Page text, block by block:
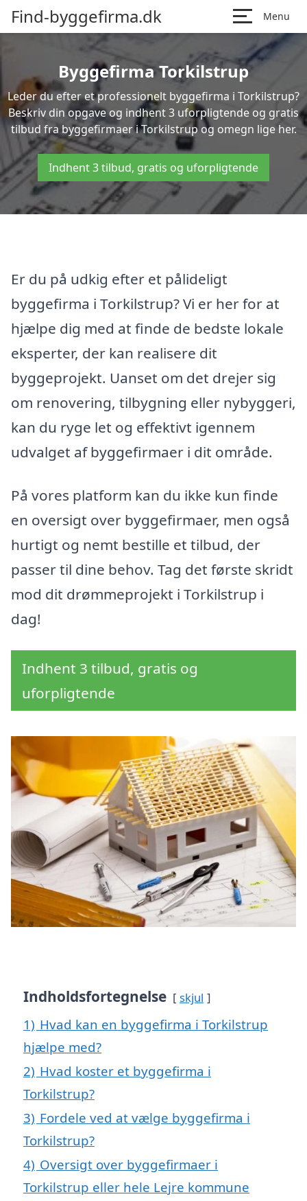
Find-byggefirma.dk Menu
Byggefirma Torkilstrup
Leder du efter et professionelt byggefirma i Torkilstrup?
Beskriv din opgave og indhent 3 uforpligtende og gratis
tilbud fra byggefirmaer i Torkilstrup og omegn lige her.
Indhent 3 tilbud, gratis og uforpligtende
Er du på udkig efter et pålideligt
byggefirma i Torkilstrup? Vi er her for at
hjælpe dig med at finde de bedste lokale
eksperter, der kan realisere dit
byggeprojekt. Uanset om det drejer sig
om renovering, tilbygning eller nybyggeri,
kan du ryge let og effektivt igennem
udvalget af byggefirmaer i dit område.
På vores platform kan du ikke kun finde
en oversigt over byggefirmaer, men også
hurtigt og nemt bestille et tilbud, der
passer til dine behov. Tag det første skridt
mod dit drømmeprojekt i Torkilstrup i
dag!
Indhent 3 tilbud, gratis og
uforpligtende
Indholdsfortegnelse skjul
1) Hvad kan en byggefirma i Torkilstrup
hjælpe med?
2) Hvad koster et byggefirma i
Torkilstrup?
3) Fordele ved at vælge byggefirma i
Torkilstrup?
4) Oversigt over byggefirmaer i
Torkilstrup eller hele Lejre kommune